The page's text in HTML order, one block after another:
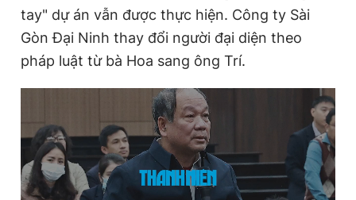
tay" dự án vẫn được thực hiện. Công ty Sài
Gòn Đại Ninh thay đổi người đại diện theo
pháp luật từ bà Hoa sang ông Trí.